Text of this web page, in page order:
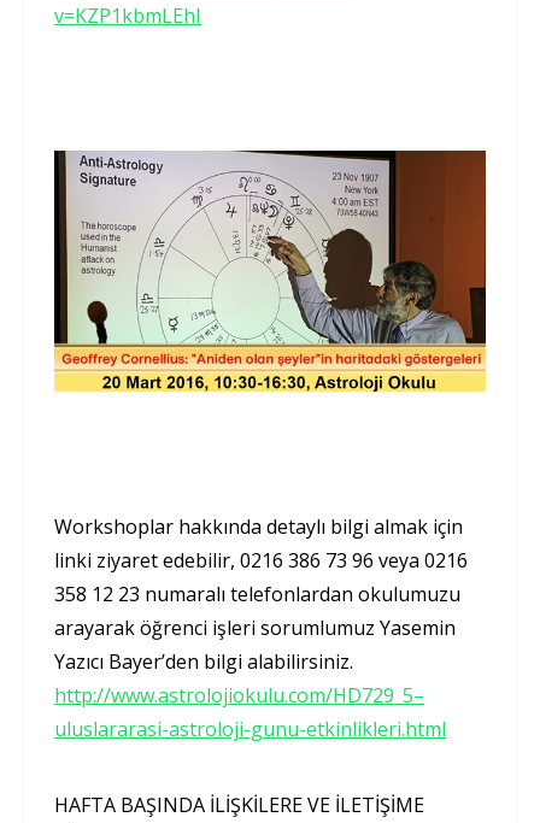
v=KZP1kbmLEhI
Workshoplar hakkında detaylı bilgi almak için
linki ziyaret edebilir, 0216 386 73 96 veya 0216
358 12 23 numaralı telefonlardan okulumuzu
arayarak öğrenci işleri sorumlumuz Yasemin
Yazıcı Bayer’den bilgi alabilirsiniz.
http://www.astrolojiokulu.com/HD729_5–
uluslararasi-astroloji-gunu-etkinlikleri.html
HAFTA BAŞINDA İLİŞKİLERE VE İLETİŞİME